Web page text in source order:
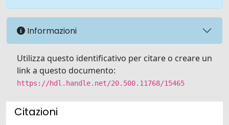
Informazioni
Utilizza questo identificativo per citare o creare un
link a questo documento:
https://hdl.handle.net/20.500.11768/15465
Citazioni